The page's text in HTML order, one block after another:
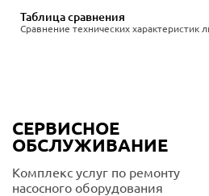
Сравнение технических характеристик
Таблица сравнения
СЕРВИСНОЕ
ОБСЛУЖИВАНИЕ
Комплекс услуг по ремонту
насосного оборудования